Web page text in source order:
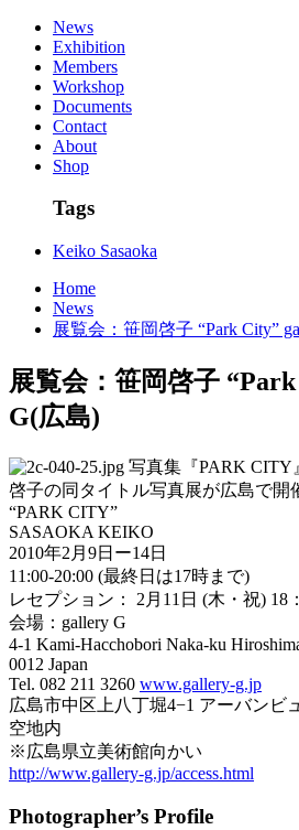
News
Exhibition
Members
Workshop
Documents
Contact
About
Shop
Tags
Keiko Sasaoka
Home
News
展覧会：笹岡啓子 “Park City”
展覧会：笹岡啓子
G(広島)
写真集『PARK CITY
啓子の同タイトル写真展が広島で開
“PARK CITY”
SASAOKA KEIKO
2010年2月9日ー14日
11:00-20:00 (最終日は17時まで)
レセプション： 2月11日 (木・祝) 18
会場：gallery G
4-1 Kami-Hacchobori Naka-ku
0012 Japan
Tel. 082 211 3260 www.gallery-g.jp
広島市中区上八丁堀4−1 アーバンビ
空地内
※広島県立美術館向かい
http://www.gallery-g.jp/access.html
Photographer’s Profile